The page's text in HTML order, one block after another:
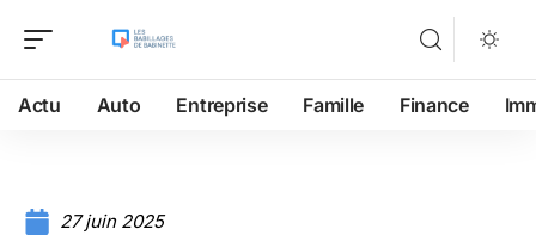
Actu Auto Entreprise Famille Finance
27 juin 2025